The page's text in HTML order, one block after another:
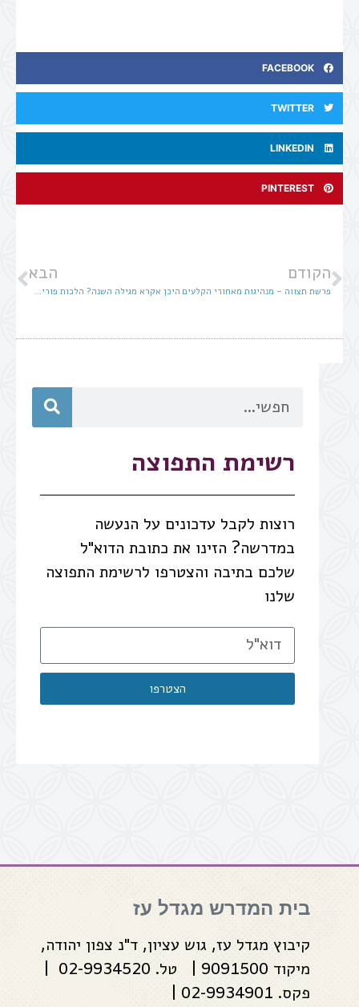
FACEBOOK
TWITTER
LINKEDIN
PINTEREST
הקודם
פרשת תצווה – מנהיגות מאחורי הקלעים
הבא
היכן אקרא מגילה השנה? הלכות פורים לפרוזים ולמוקפים
רשימת התפוצה
רוצות לקבל עדכונים על הנעשה
במדרשה? הזינו את כתובת הדוא"ל
שלכם בתיבה והצטרפו לרשימת התפוצה
שלנו
הצטרפו
בית המדרש מגדל עז
קיבוץ מגדל עז, גוש עציון, ד"נ צפון יהודה,
מיקוד 9091500 | טל. 02-9934520 |
פקס. 02-9934901 |